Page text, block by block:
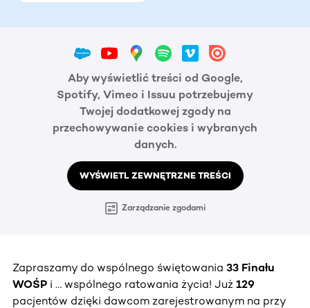
Aby wyświetlić treści od Google,
Spotify, Vimeo i Issuu potrzebujemy
Twojej dodatkowej zgody na
przechowywanie cookies i wybranych
danych.
WYŚWIETL ZEWNĘTRZNE TREŚCI
Zarządzanie zgodami
Zapraszamy do wspólnego świętowania 33 Finału
WOŚP i … wspólnego ratowania życia! Już 129
pacjentów dzięki dawcom zarejestrowanym na przy